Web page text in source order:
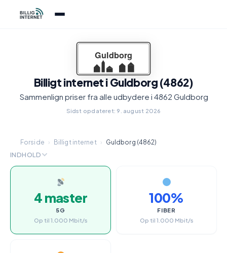
Billigt internet i Guldborg (4862)
Sammenlign priser fra alle udbydere i 4862 Guldborg
Sidst opdateret: 9. august 2026
Forside › Billigt internet › Guldborg (4862)
INDHOLD
4 master
5G
Op til 1.000 Mbit/s
100%
FIBER
Op til 1.000 Mbit/s